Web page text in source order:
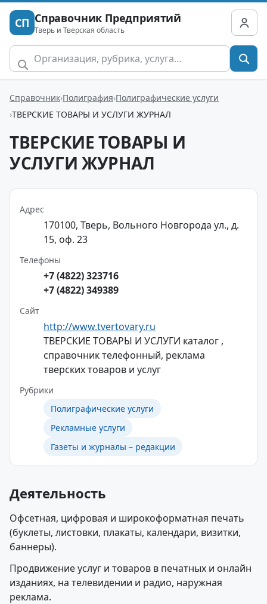
СП Справочник Предприятий
Тверь и Тверская область
Справочник Полиграфия Полиграфические услуги
ТВЕРСКИЕ ТОВАРЫ И УСЛУГИ ЖУРНАЛ
ТВЕРСКИЕ ТОВАРЫ И
УСЛУГИ ЖУРНАЛ
Адрес
170100, Тверь, Вольного Новгорода ул., д.
15, оф. 23
Телефоны
+7 (4822) 323716
+7 (4822) 349389
Сайт
http://www.tvertovary.ru
ТВЕРСКИЕ ТОВАРЫ И УСЛУГИ каталог ,
справочник телефонный, реклама
тверских товаров и услуг
Рубрики
Полиграфические услуги
Рекламные услуги
Газеты и журналы – редакции
Деятельность
Офсетная, цифровая и широкоформатная печать
(буклеты, листовки, плакаты, календари, визитки,
баннеры).
Продвижение услуг и товаров в печатных и онлайн
изданиях, на телевидении и радио, наружная
реклама.